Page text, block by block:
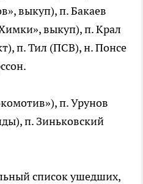
выкуп), п. Бакаев
выкуп), п. Крал
п. Тил (ПСВ), н. Понсе
п. Урунов
п. Зиньковский
список ушедших,